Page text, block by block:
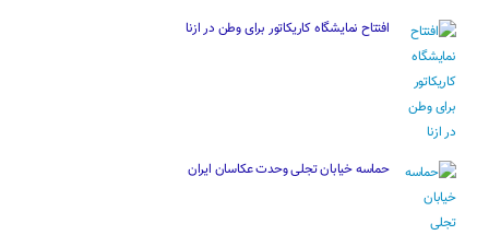
افتتاح نمایشگاه کاریکاتور برای وطن در ازنا
حماسه خیابان تجلی وحدت عکاسان ایران